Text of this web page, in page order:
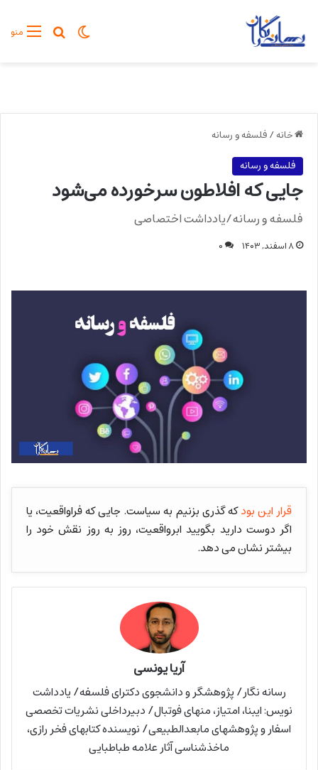
منوجستجو
تغییر پوسته
خانه/فلسفه و رسانه
فلسفه و رسانه
جایی که افلاطون سرخورده می‌شود
فلسفه و رسانه/یادداشت اختصاصی
۸ اسفند, ۱۴۰۳ ۰
قرار این بودکه گذری بزنیم به سیاست. جایی که فراواقعیت، یا
اگر دوست دارید بگویید ابرواقعیت، روز به روز نقش خود را
بیشتر نشان می دهد.
آریا یونسی
رسانه نگار/ پژوهشگر و دانشجوی دکترای فلسفه/ یادداشت
نویس: ایبنا، امتیاز، منهای فوتبال/ دبیرداخلی نشریات تخصصی
اسفار و پژوهشهای مابعدالطبیعی/ نویسنده کتابهای فخر رازی،
ماخذشناسی آثار علامه طباطبایی